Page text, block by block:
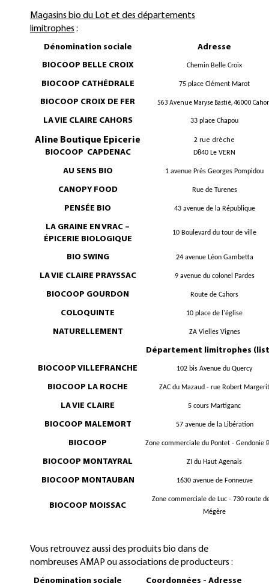
Magasins bio du Lot et des départements
limitrophes :
Dénomination sociale
Adresse
BIOCOOP BELLE CROIX
Chemin Belle Croix
BIOCOOP CATHÉDRALE
BIOCOOP CROIX DE FER
75 place Clément Marot
563 Avenue Maryse Bastié, 46000
LA VIE CLAIRE CAHORS 33 place Chapou
Aline Boutique Epicerie 2 rue drèche
BIOCOOP CAPDENAC D840 Le VERN
AU SENS BIO 1 avenue Près Georges Pompidou
CANOPY FOOD Rue de Turenes
PENSÉE BIO 43 avenue de la République
LA GRAINE EN VRAC –
ÉPICERIE BIOLOGIQUE
10 Boulevard du tour de ville
BIO SWING 24 avenue Léon Gambetta
LA VIE CLAIRE PRAYSSAC 9 avenue du colonel Pardes
BIOCOOP GOURDON Route de Cahors
COLOQUINTE 10 place de l'église
NATURELLEMENT ZA Vielles Vignes
Département limitrophes
BIOCOOP VILLEFRANCHE
102 bis Avenue du Quercy
BIOCOOP LA ROCHE ZAC du Mazaud - rue Robert Margerit
LA VIE CLAIRE 5 cours Martiganc
BIOCOOP MALEMORT 57 avenue de la Libération
BIOCOOP Zone commerciale du Pontet - Gendonie
BIOCOOP MONTAYRAL ZI du Haut Agenais
BIOCOOP MONTAUBAN 1630 avenue de Fonneuve
BIOCOOP MOISSAC
Zone commerciale de Luc - 730 route
Mégère
Vous retrouvez aussi des produits bio dans de
nombreuses AMAP ou associations de producteurs :
Dénomination sociale Coordonnées - Adresse